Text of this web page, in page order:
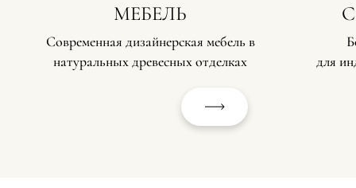
МЕБЕЛЬ
Современная дизайнерская мебель в
натуральных древесных отделках
для